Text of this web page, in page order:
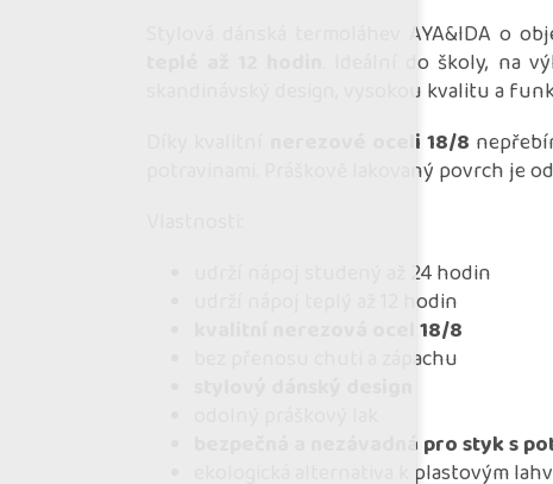
Stylová dánská termoláhev AYA&IDA o
. Ideální do školy, na
skandinávský design, vysokou kvalitu a
nerezové oceli 18/8
potravinami. Práškově lakovaný povrch je
udrží nápoj studený až 24 hodin
udrží nápoj teplý až 12 hodin
kvalitní nerezová ocel 18/8
bez přenosu chuti a zápachu
bezpečná a nezávadná pro styk s
ekologická alternativa k plastovým